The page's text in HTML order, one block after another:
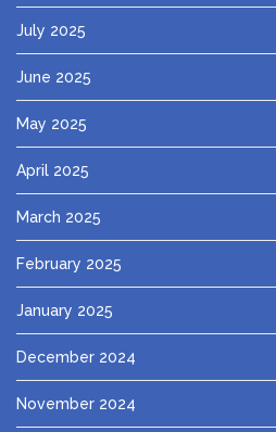
July 2025
June 2025
May 2025
April 2025
March 2025
February 2025
January 2025
December 2024
November 2024